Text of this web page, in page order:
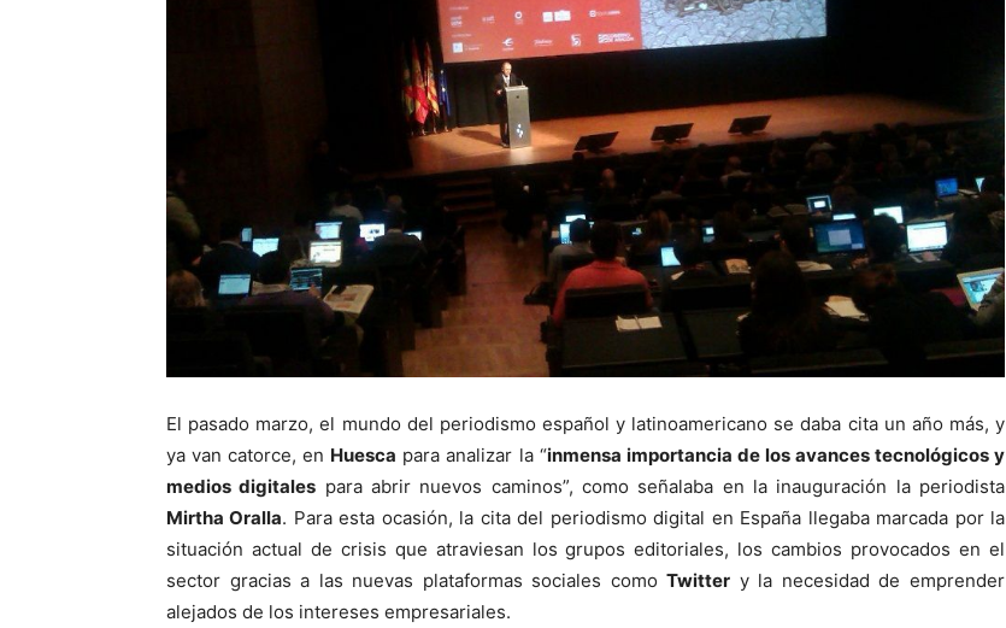
El pasado marzo, el mundo del periodismo español y latinoamericano se daba cita un año más, y
ya van catorce, en Huesca para analizar la “inmensa importancia de los avances tecnológicos y
medios digitales para abrir nuevos caminos”, como señalaba en la inauguración la periodista
Mirtha Oralla. Para esta ocasión, la cita del periodismo digital en España llegaba marcada por la
situación actual de crisis que atraviesan los grupos editoriales, los cambios provocados en el
sector gracias a las nuevas plataformas sociales comoTwitter y la necesidad de emprender
alejados de los intereses empresariales.